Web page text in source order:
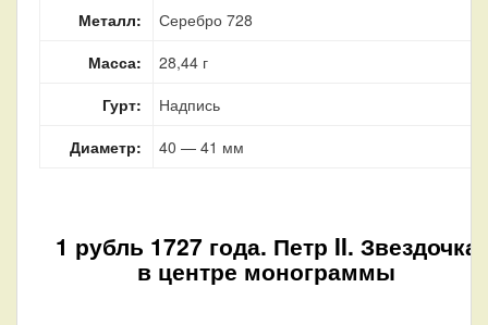
Металл:
Серебро 728
Масса:
28,44 г
Гурт:
Надпись
Диаметр:
40 — 41 мм
1 рубль 1727 года. Петр II. Звездочка
в центре монограммы